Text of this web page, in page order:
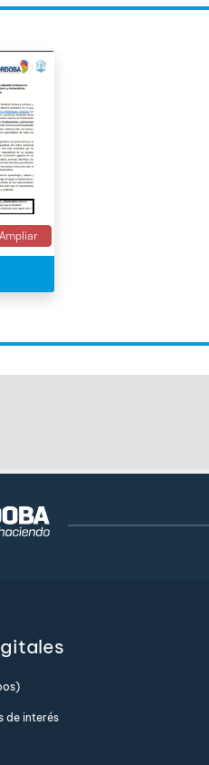
Ampliar
de interés